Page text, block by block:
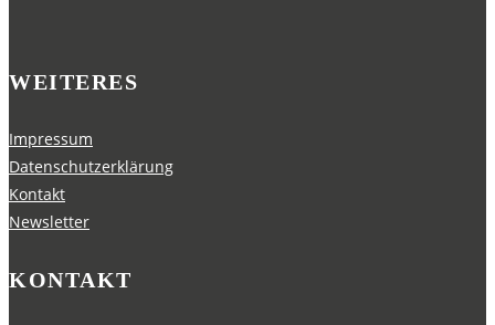
WEITERES
Impressum
Datenschutzerklärung
Kontakt
Newsletter
KONTAKT